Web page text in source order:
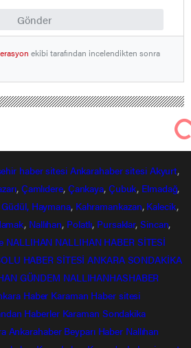
Gönder
ekibi tarafından incelendikten sonra